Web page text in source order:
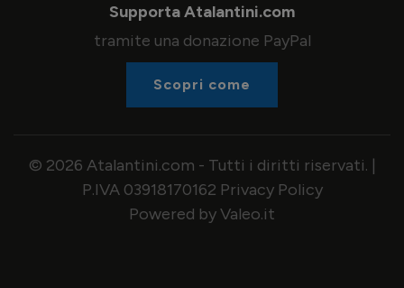
Supporta Atalantini.com
tramite una donazione PayPal
Scopri come
© 2026 Atalantini.com - Tutti i diritti riservati. |
P.IVA 03918170162 Privacy Policy
Powered by Valeo.it